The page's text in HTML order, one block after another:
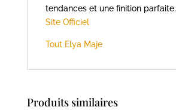
tendances et une finition parfaite.
Site Officiel
Tout Elya Maje
Produits similaires